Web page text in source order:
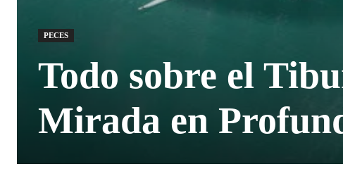
PECES
Todo sobre el
Mirada en